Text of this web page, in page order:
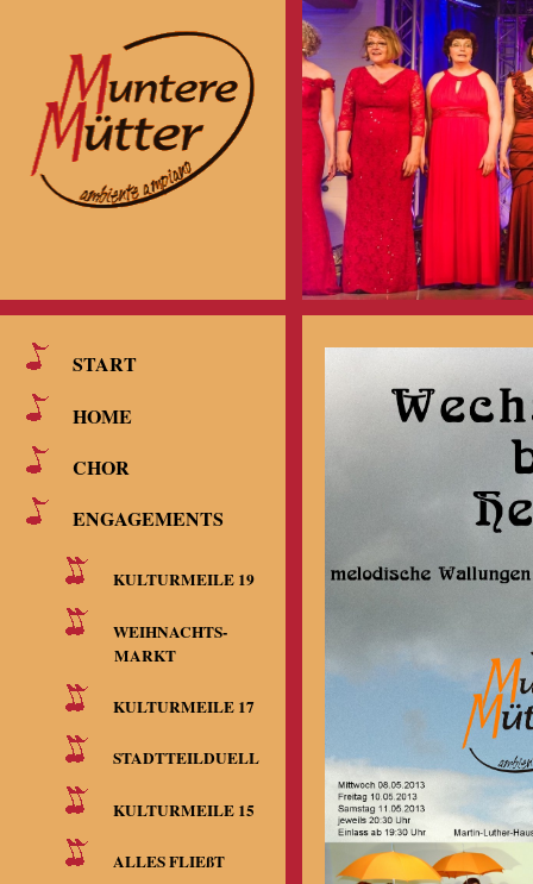
START
HOME
CHOR
ENGAGEMENTS
KULTURMEILE 19
WEIHNACHTS-
MARKT
KULTURMEILE 17
STADTTEILDUELL
KULTURMEILE 15
ALLES FLIEßT